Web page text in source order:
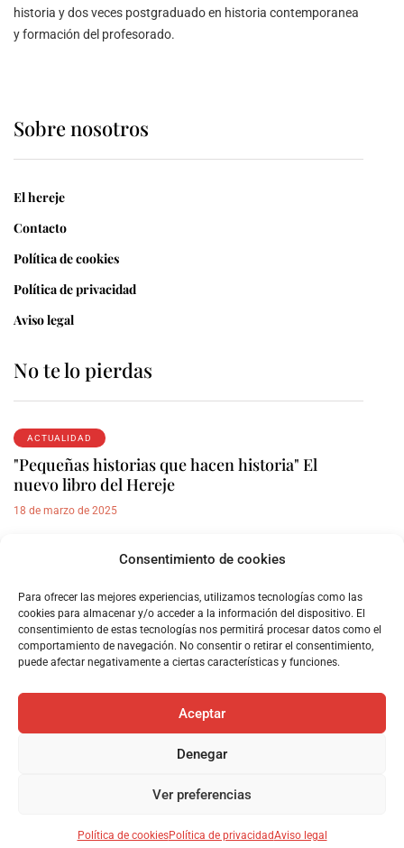
Consentimiento de cookies
Para ofrecer las mejores experiencias, utilizamos tecnologías como las
cookies para almacenar y/o acceder a la información del dispositivo. El
consentimiento de estas tecnologías nos permitirá procesar datos como el
comportamiento de navegación. No consentir o retirar el consentimiento,
puede afectar negativamente a ciertas características y funciones.
Aceptar
Denegar
Ver preferencias
Política de cookiesPolítica de privacidadAviso legal
historia y dos veces postgraduado en historia contemporanea
y formación del profesorado.
Sobre nosotros
El hereje
Contacto
Política de cookies
Política de privacidad
Aviso legal
No te lo pierdas
ACTUALIDAD
"Pequeñas historias que hacen historia" El
nuevo libro del Hereje
18 de marzo de 2025
17 de octubre de 2023
Trending